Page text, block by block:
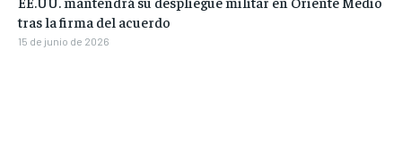
tras la firma del acuerdo
15 de junio de 2026